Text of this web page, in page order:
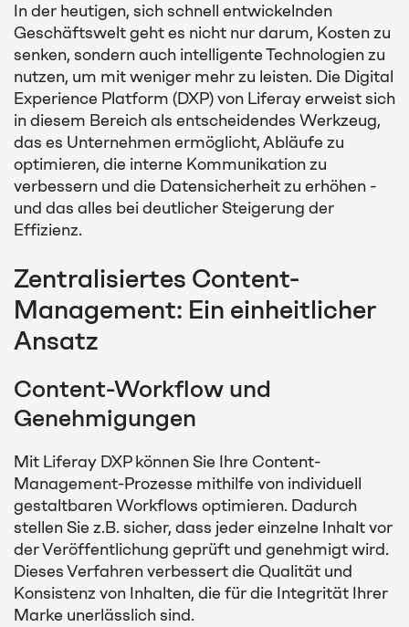
In der heutigen, sich schnell entwickelnden
Geschäftswelt geht es nicht nur darum, Kosten zu
senken, sondern auch intelligente Technologien zu
nutzen, um mit weniger mehr zu leisten. Die Digital
Experience Platform (DXP) von Liferay erweist sich
in diesem Bereich als entscheidendes Werkzeug,
das es Unternehmen ermöglicht, Abläufe zu
optimieren, die interne Kommunikation zu
verbessern und die Datensicherheit zu erhöhen -
und das alles bei deutlicher Steigerung der
Effizienz.
Zentralisiertes Content-
Management: Ein einheitlicher
Ansatz
Content-Workflow und
Genehmigungen
Mit Liferay DXP können Sie Ihre Content-
Management-Prozesse mithilfe von individuell
gestaltbaren Workflows optimieren. Dadurch
stellen Sie z.B. sicher, dass jeder einzelne Inhalt vor
der Veröffentlichung geprüft und genehmigt wird.
Dieses Verfahren verbessert die Qualität und
Konsistenz von Inhalten, die für die Integrität Ihrer
Marke unerlässlich sind.